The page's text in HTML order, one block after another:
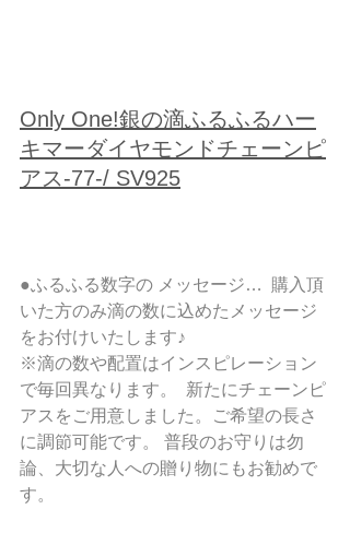
Only One!銀の滴ふるふるハー
キマーダイヤモンドチェーンピ
アス-77-/ SV925
●ふるふる数字の メッセージ…  購入頂
いた方のみ滴の数に込めたメッセージ
をお付けいたします♪
※滴の数や配置はインスピレーション
で毎回異なります。  新たにチェーンピ
アスをご用意しました。ご希望の長さ
に調節可能です。 普段のお守りは勿
論、大切な人への贈り物にもお勧めで
す。